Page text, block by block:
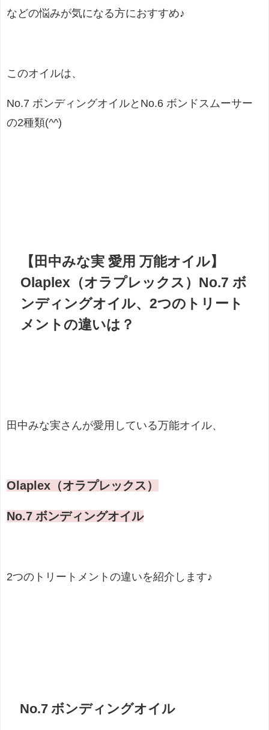
などの悩みが気になる方におすすめ♪
このオイルは、
No.7 ボンディングオイルとNo.6 ボンドスムーサー
の2種類(^^)
【田中みな実 愛用 万能オイル】
Olaplex（オラプレックス）No.7 ボ
ンディングオイル、2つの トリート
メント の違いは？
田中みな実さんが愛用している万能オイル、
Olaplex（オラプレックス）
No.7 ボンディングオイル
2つのトリートメントの違いを紹介します♪
No.7 ボンディングオイル